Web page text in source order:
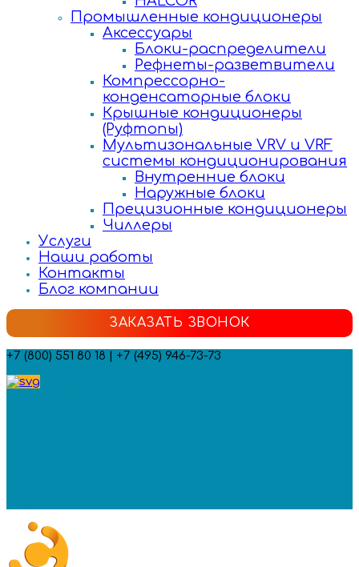
Промышленные кондиционеры
Аксессуары
Блоки-распределители
Рефнеты-разветвители
Компрессорно-
конденсаторные блоки
Крышные кондиционеры
(Руфтопы)
Мультизональные VRV и VRF
системы кондиционирования
Внутренние блоки
Наружные блоки
Прецизионные кондиционеры
Чиллеры
Услуги
Наши работы
Контакты
Блог компании
ЗАКАЗАТЬ ЗВОНОК
+7 (800) 551 80 18 | +7 (495) 946-73-73